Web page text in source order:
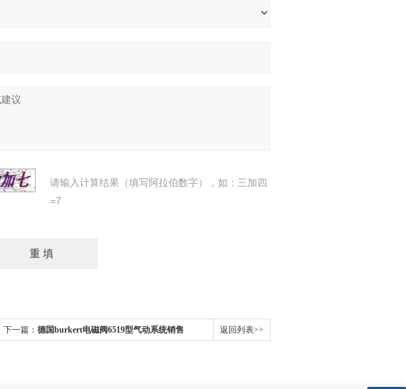
请输入计算结果（填写阿拉伯数字），如：三加四
=7
下一篇： 德国burkert电磁阀6519型气动系统销售 返回列表>>